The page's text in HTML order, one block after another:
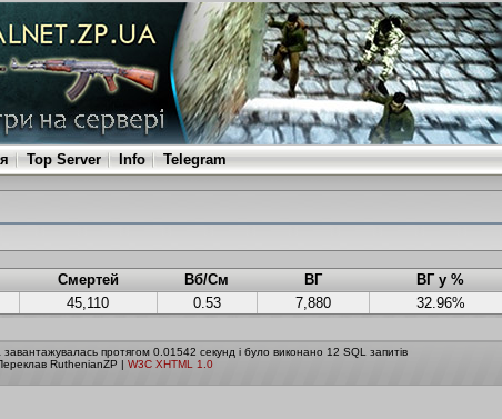
Top Server Info Telegram
Смертей Вб/См ВГ ВГ у %
45,110 0.53 7,880 32.96%
завантажувалась протягом 0.01542 секунд і було виконано 12 SQL запитів
RuthenianZP | W3C XHTML 1.0